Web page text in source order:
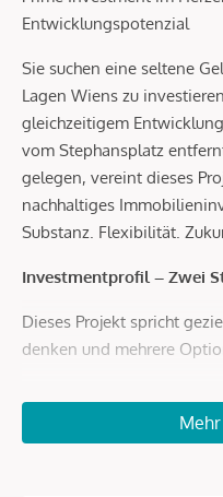
Entwicklungspotenzial
Sie suchen eine seltene
Lagen Wiens zu
gleichzeitigem
vom Stephansplatz
gelegen, vereint dieses
nachhaltiges
Substanz. Flexibilität.
Investmentprofil – Zwei
Dieses Projekt spricht
denken und mehrere
Ein Teil der Einheiten ist